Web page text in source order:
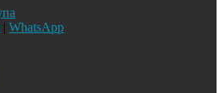
| WhatsApp